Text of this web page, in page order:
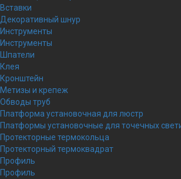
Вставки
Декоративный шнур
Инструменты
Инструменты
Шпатели
Клея
Кронштейн
Метизы и крепеж
Обводы труб
Платформа установочная для люстр
Платформы установочные для точечных
Протекторные термокольца
Протекторный термоквадрат
Профиль
Профиль